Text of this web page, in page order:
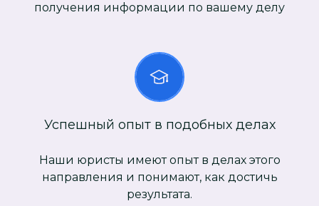
получения информации по вашему делу
Успешный опыт в подобных делах
Наши юристы имеют опыт в делах этого
направления и понимают, как достичь
результата.